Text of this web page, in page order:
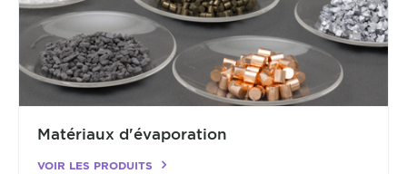
Matériaux d'évaporation
VOIR LES PRODUITS